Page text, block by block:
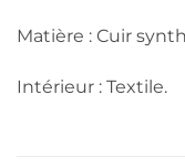
Matière : Cuir
Intérieur : Textile.